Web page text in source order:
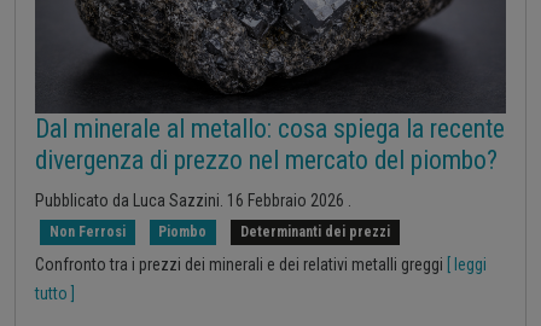
Dal minerale al metallo: cosa spiega la recente
divergenza di prezzo nel mercato del piombo?
Pubblicato da Luca Sazzini. 16 Febbraio 2026 .
Non Ferrosi Piombo Determinanti dei prezzi
Confronto tra i prezzi dei minerali e dei relativi metalli greggi
[ leggi
tutto ]